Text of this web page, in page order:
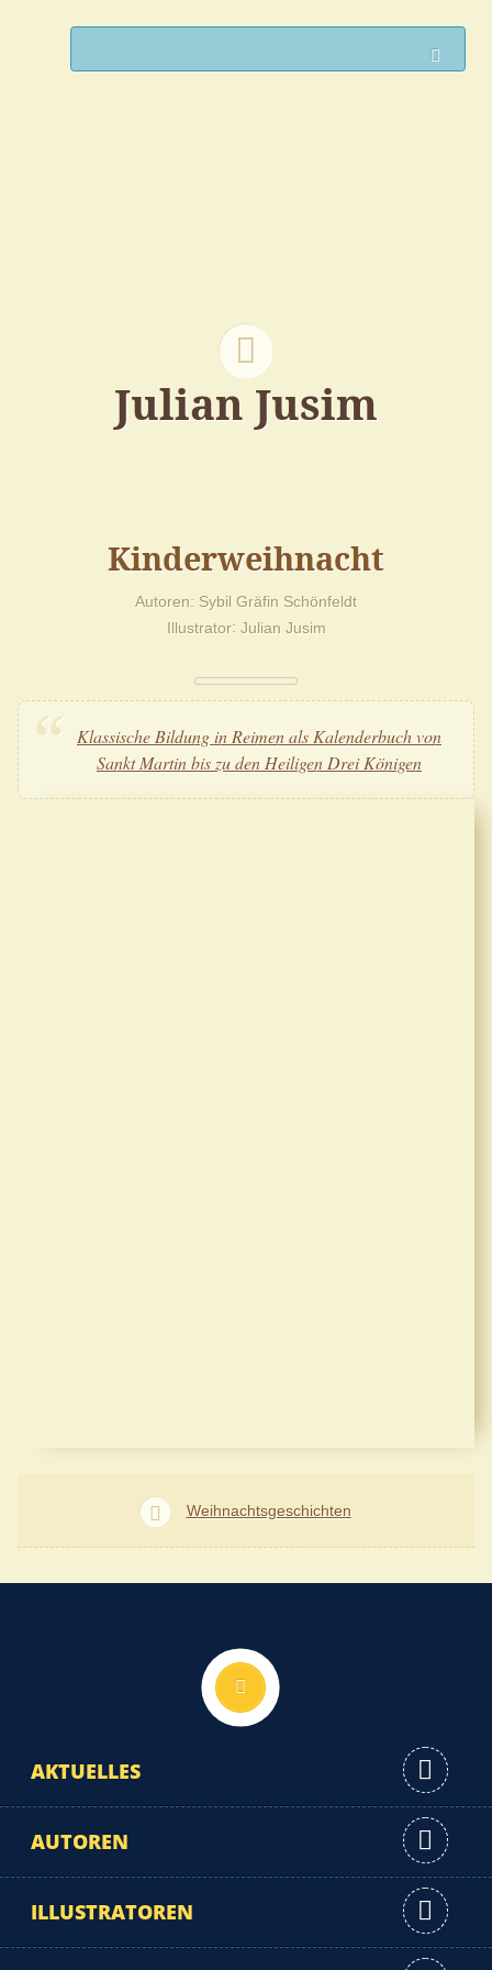
Julian Jusim
Kinderweihnacht
Autoren Sybil Gräfin Schönfeldt
Illustrator Julian Jusim
Klassische Bildung in Reimen als Kalenderbuch von
Sankt Martin bis zu den Heiligen Drei Königen
Weihnachtsgeschichten
AKTUELLES
AUTOREN
ILLUSTRATOREN